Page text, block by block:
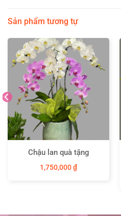
Sản phẩm tương tự
Chậu lan quà tặng
1,750,000₫